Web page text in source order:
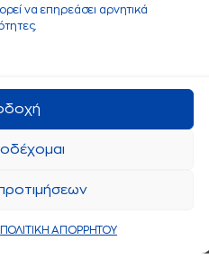
να επηρεάσει αρνητικά
ΠΟΛΙΤΙΚΗ ΑΠΟΡΡΗΤΟΥ